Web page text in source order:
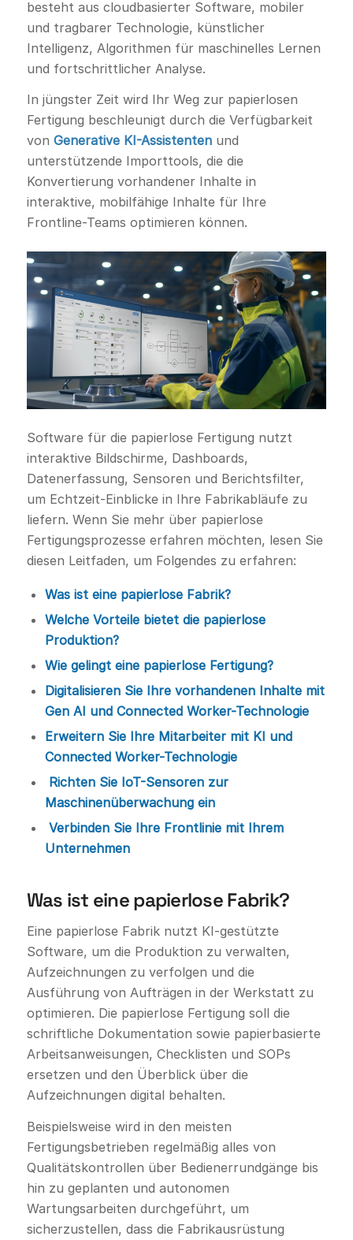
besteht aus cloudbasierter Software, mobiler
und tragbarer Technologie, künstlicher
Intelligenz, Algorithmen für maschinelles Lernen
und fortschrittlicher Analyse.
In jüngster Zeit wird Ihr Weg zur papierlosen
Fertigung beschleunigt durch die Verfügbarkeit
von Generative KI-Assistentenund
unterstützende Importtools, die die
Konvertierung vorhandener Inhalte in
interaktive, mobilfähige Inhalte für Ihre
Frontline-Teams optimieren können.
Software für die papierlose Fertigung nutzt
interaktive Bildschirme, Dashboards,
Datenerfassung, Sensoren und Berichtsfilter,
um Echtzeit-Einblicke in Ihre Fabrikabläufe zu
liefern. Wenn Sie mehr über papierlose
Fertigungsprozesse erfahren möchten, lesen Sie
diesen Leitfaden, um Folgendes zu erfahren:
Was ist eine papierlose Fabrik?
Welche Vorteile bietet die papierlose
Produktion?
Wie gelingt eine papierlose Fertigung?
Digitalisieren Sie Ihre vorhandenen Inhalte mit
Gen AI und Connected Worker-Technologie
Erweitern Sie Ihre Mitarbeiter mit KI und
Connected Worker-Technologie
Richten Sie IoT-Sensoren zur
Maschinenüberwachung ein
Verbinden Sie Ihre Frontlinie mit Ihrem
Unternehmen
Was ist eine papierlose Fabrik?
Eine papierlose Fabrik nutzt KI-gestützte
Software, um die Produktion zu verwalten,
Aufzeichnungen zu verfolgen und die
Ausführung von Aufträgen in der Werkstatt zu
optimieren. Die papierlose Fertigung soll die
schriftliche Dokumentation sowie papierbasierte
Arbeitsanweisungen, Checklisten und SOPs
ersetzen und den Überblick über die
Aufzeichnungen digital behalten.
Beispielsweise wird in den meisten
Fertigungsbetrieben regelmäßig alles von
Qualitätskontrollen über Bedienerrundgänge bis
hin zu geplanten und autonomen
Wartungsarbeiten durchgeführt, um
sicherzustellen, dass die Fabrikausrüstung